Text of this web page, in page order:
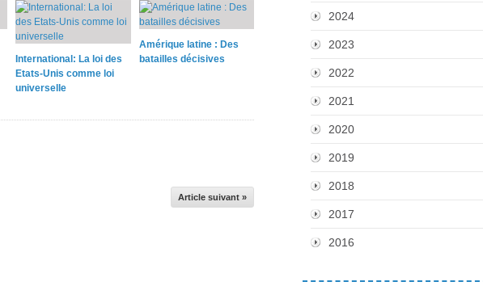
International: La loi des
Etats-Unis comme loi
universelle
Amérique latine : Des
batailles décisives
Article suivant »
2024
2023
2022
2021
2020
2019
2018
2017
2016